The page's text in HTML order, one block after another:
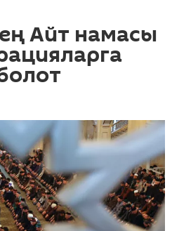
Айт намасы